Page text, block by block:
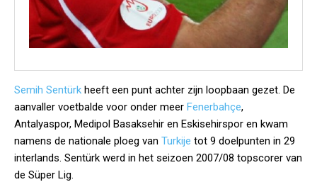
Semih Sentürk heeft een punt achter zijn loopbaan gezet. De
aanvaller voetbalde voor onder meer Fenerbahçe,
Antalyaspor, Medipol Basaksehir en Eskisehirspor en kwam
namens de nationale ploeg van Turkije tot 9 doelpunten in 29
interlands. Sentürk werd in het seizoen 2007/08 topscorer van
de Süper Lig.